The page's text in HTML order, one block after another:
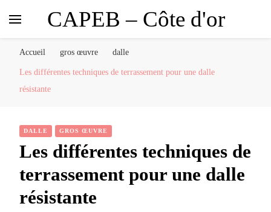
CAPEB – Côte d'or
Accueil gros œuvre dalle
Les différentes techniques de terrassement pour une dalle
résistante
DALLE GROS ŒUVRE
Les différentes techniques de
terrassement pour une dalle
résistante